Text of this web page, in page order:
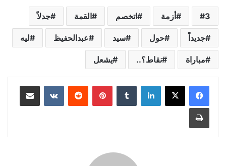
3 أزمة اتخصم القمة جدلاً
جديداً حول سيد عبدالحفيظ ليه
مباراة نقاط؟.. يشعل
لينكدإن بينتيريست